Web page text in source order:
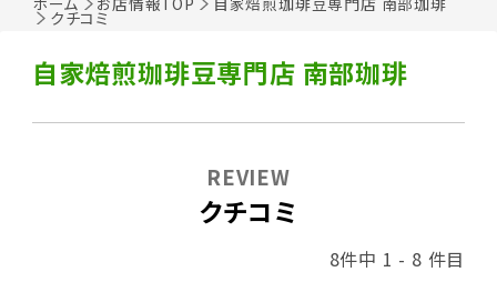
クチコミ
自家焙煎珈琲豆専門店 南部珈琲
クチコミ
REVIEW
8件中 1 - 8 件目